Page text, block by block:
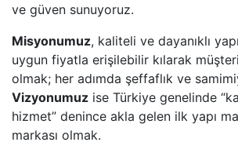
ve güven sunuyoruz.
Misyonumuz, kaliteli ve dayanıklı
uygun fiyatla erişilebilir kılarak
olmak; her adımda şeffaflık ve
Vizyonumuz ise Türkiye genelinde
hizmet” denince akla gelen ilk yapı
markası olmak.